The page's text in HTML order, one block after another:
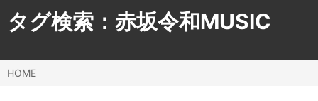
タグ検索： 赤坂令和MUSIC
HOME